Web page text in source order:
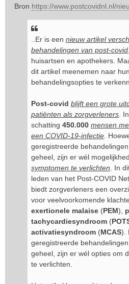
t
Bron https://www.postcovidnl.nl/
..Er is een nieuw artikel
behandelingen van post-covid
huisartsen en apothekers.
dit artikel meenemen naar
behandelingsopties te
Post-covid blijft een grote
patiënten als zorgverleners .
schatting 450.000 mensen
een COVID-19-infectie .
geregistreerde
geheel, zijn er wél
symptomen te verlichten . In
leden van het Post-COVID
biedt zorgverleners een
voor veelvoorkomende
exertionele malaise (PEM),
tachycardiesyndroom (
activatiesyndroom (MCAS).
geregistreerde
geheel, zijn er wél opties om
te verlichten.